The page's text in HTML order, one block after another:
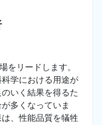
をリードします。
学における用途が
いく結果を得るた
多くなっていま
、性能品質を犠牲